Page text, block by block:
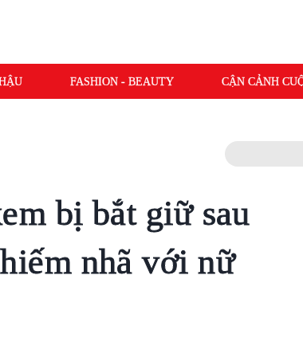
FASHION - BEAUTY CẬN CẢNH
bị bắt giữ sau
nhã với nữ